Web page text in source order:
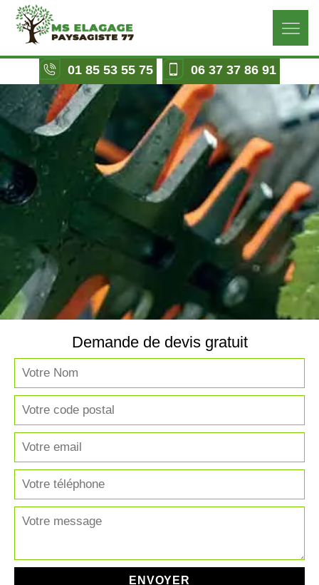
01 85 53 55 75 06 37 37 86 91
Demande de devis gratuit